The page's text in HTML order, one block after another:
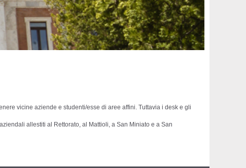
vicine aziende e studenti/esse di aree affini. Tuttavia i desk e gli
allestiti al Rettorato, al Mattioli, a San Miniato e a San